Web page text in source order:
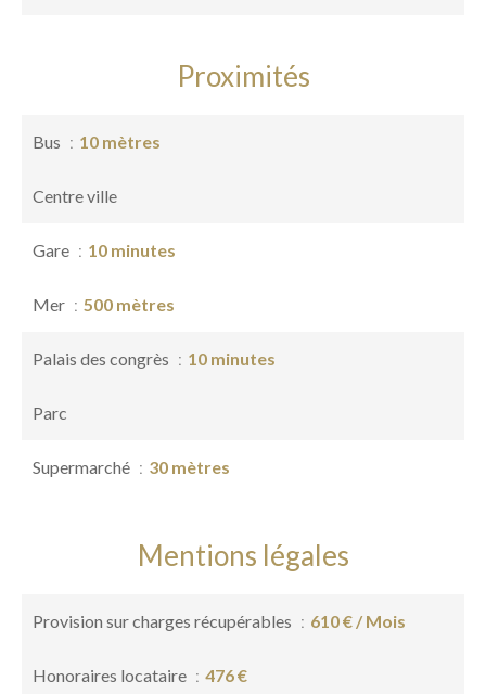
Proximités
Bus 10 mètres
Centre ville
Gare 10 minutes
Mer 500 mètres
Palais des congrès 10 minutes
Parc
Supermarché 30 mètres
Mentions légales
Provision sur charges récupérables 610 € / Mois
Honoraires locataire 476 €